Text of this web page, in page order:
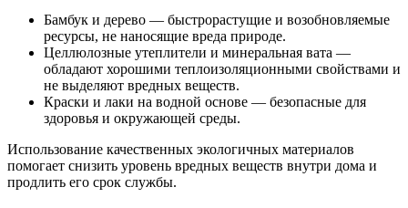
Бамбук и дерево — быстрорастущие и возобновляемые
ресурсы, не наносящие вреда природе.
Целлюлозные утеплители и минеральная вата —
обладают хорошими теплоизоляционными свойствами и
не выделяют вредных веществ.
Краски и лаки на водной основе — безопасные для
здоровья и окружающей среды.
Использование качественных экологичных материалов
помогает снизить уровень вредных веществ внутри дома и
продлить его срок службы.